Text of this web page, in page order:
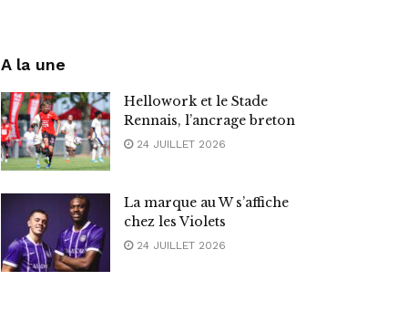
A la une
Hellowork et le Stade
Rennais, l’ancrage breton
24 JUILLET 2026
La marque au W s’affiche
chez les Violets
24 JUILLET 2026